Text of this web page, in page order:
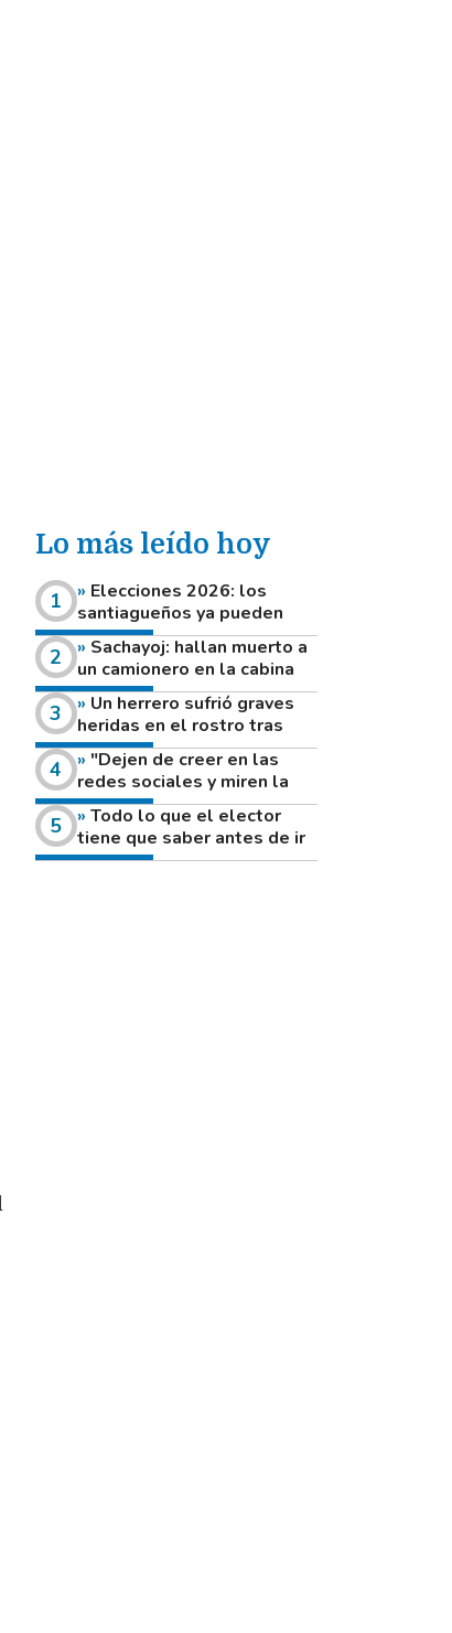
Lo más leído hoy
Elecciones 2026: los
santiagueños ya pueden
consultar dónde votan este
domingo
Sachayoj: hallan muerto a
un camionero en la cabina
de su vehículo a la vera de
un camino rural
Un herrero sufrió graves
heridas en el rostro tras
reventar el disco de una
amoladora
"Dejen de creer en las
redes sociales y miren la
heladera de sus casas": el
fuerte mensaje de una joven
que votó por primera vez
Todo lo que el elector
tiene que saber antes de ir
a votar este domingo